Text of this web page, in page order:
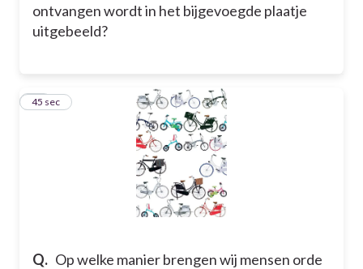
ontvangen wordt in het bijgevoegde plaatje
uitgebeeld?
Q. Op welke manier brengen wij mensen orde
12
45 sec